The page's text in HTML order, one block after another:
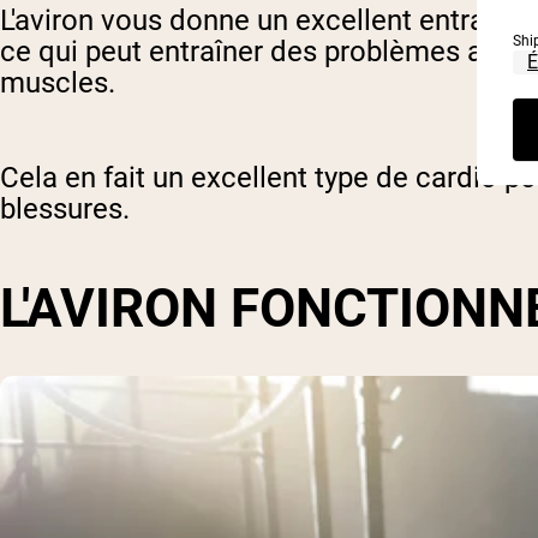
L'aviron vous donne un excellent
ce qui peut entraîner des problèmes
muscles.
Cela en fait un excellent type de cardio
blessures.
L'AVIRON